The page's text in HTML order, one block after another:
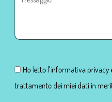
Ho letto l'informativa privacy
trattamento dei miei dati in